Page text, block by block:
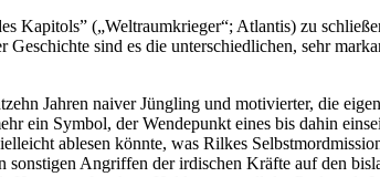
Kapitols” („Weltraumkrieger“; Atlantis) zu
sind es die unterschiedlichen, sehr
Jahren naiver Jüngling und motivierter, die
ein Symbol, der Wendepunkt eines bis dahin
ablesen könnte, was Rilkes
Angriffen der irdischen Kräfte auf den